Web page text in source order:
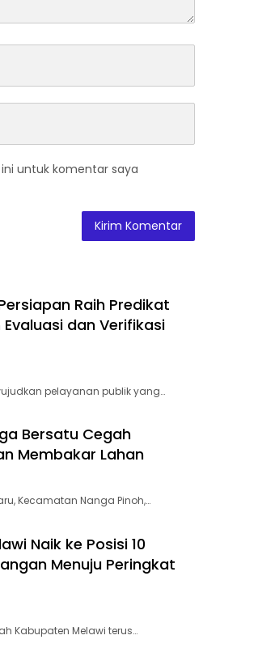
untuk komentar saya
Raih Predikat
dan Verifikasi
pelayanan publik yang…
Bersatu Cegah
Membakar Lahan
Kecamatan Nanga Pinoh,…
Naik ke Posisi 10
Menuju Peringkat
Kabupaten Melawi terus…